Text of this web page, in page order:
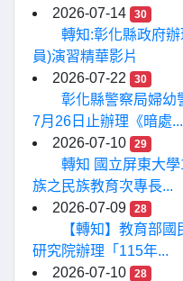
2026-07-14
30
轉知:彰化縣政府
員)演習精華影片
2026-07-22
30
彰化縣警察局婦幼
7月26日止辦理《暗處...
2026-07-10
29
轉知 國立屏東大
族之民族教育次專長...
2026-07-09
28
【轉知】教育部
研究院辦理「115年...
2026-07-10
28